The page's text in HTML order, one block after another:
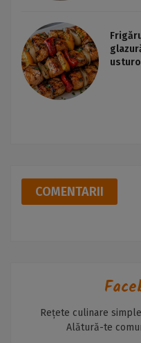
COMENTARII
Rețete culinare
Alătură-te